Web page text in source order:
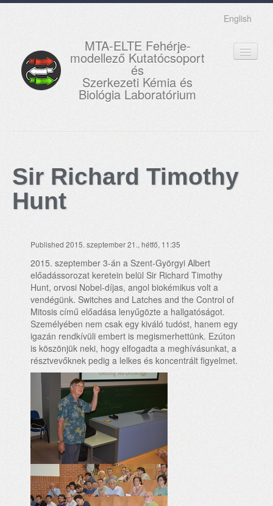
English
MTA-ELTE Fehérje-
modellező Kutatócsoport
és
Szerkezeti Kémia és
Biológia Laboratórium
OKTATÁS
MUNKATÁRSAK
GALÉRIA
KAPCSOLAT
Sir Richard Timothy
Hunt
Published 2015. szeptember 21., hétfő, 11:35
2015. szeptember 3-án a Szent-Györgyi Albert
előadássorozat keretein belül Sir Richard Timothy
Hunt, orvosi Nobel-díjas, angol biokémikus volt a
vendégünk. Switches and Latches and the Control of
Mitosis című előadása lenyűgözte a hallgatóságot.
Személyében nem csak egy kiváló tudóst, hanem egy
igazán rendkívüli embert is megismerhettünk. Ezúton
is köszönjük neki, hogy elfogadta a meghívásunkat, a
résztvevőknek pedig a lelkes és koncentrált figyelmet.